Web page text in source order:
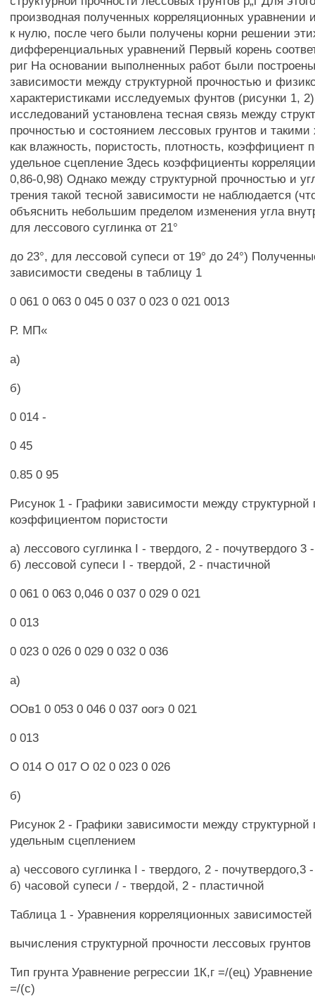
производная полученных корреляционных уравнении
к нулю, после чего были получены корни решении
дифференциальных уравнений Первый корень
риг На основании выполненных работ были
зависимости между структурной прочностью и
характеристиками исследуемых фунтов (рисунки 1,
исследований установлена тесная связь между
прочностью и состоянием лессовых грунтов и такими
как влажность, пористость, плотность, коэффициент
удельное сцепление Здесь коэффициенты
0,86-0,98) Однако между структурной прочностью и
трения такой тесной зависимости не наблюдается
объяснить небольшим пределом изменения угла
для лессового суглинка от 21°
до 23°, для лессовой супеси от 19° до 24°)
зависимости сведены в таблицу 1
0 061 0 063 0 045 0 037 0 023 0 021 0013
Р. МП«
а)
б)
0 014 -
0 45
0.85 0 95
Рисунок 1 - Графики зависимости между структурной
коэффициентом пористости
а) лессового суглинка I - твердого, 2 - почутвердого 3
б) лессовой супеси I - твердой, 2 - пчастичной
0 061 0 063 0,046 0 037 0 029 0 021
0 013
0 023 0 026 0 029 0 032 0 036
а)
ООв1 0 053 0 046 0 037 оогэ 0 021
0 013
О 014 О 017 О 02 0 023 0 026
б)
Рисунок 2 - Графики зависимости между структурной
удельным сцеплением
а) чессового суглинка I - твердого, 2 - почутвердого,3
б) часовой супеси / - твердой, 2 - пластичной
Таблица 1 - Уравнения корреляционных
вычисления структурной прочности лессовых грунтов
Тип грунта Уравнение регрессии 1К,г =/(ец)
=/(с)